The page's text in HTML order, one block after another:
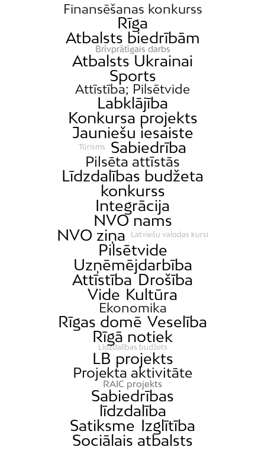
Finansēšanas konkurss
Rīga
Atbalsts biedrībām
Brīvprātīgais darbs
Atbalsts Ukrainai
Sports
Attīstība; Pilsētvide
Labklājība
Konkursa projekts
Jauniešu iesaiste
Tūrisms Sabiedrība
Pilsēta attīstās
Līdzdalības budžeta
konkurss
Integrācija
NVO nams
NVO ziņa
Latviešu valodas kursi
Pilsētvide
Uzņēmējdarbība
Attīstība Drošība
Vide Kultūra
Ekonomika
Rīgas domē Veselība
Rīgā notiek
Līdzdalības budžets
LB projekts
Projekta aktivitāte
RAIC projekts
Sabiedrības
līdzdalība
Satiksme Izglītība
Sociālais atbalsts